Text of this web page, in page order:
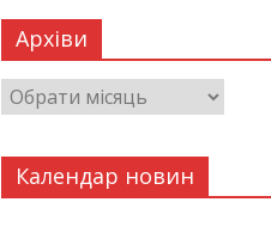
Архіви
Календар новин